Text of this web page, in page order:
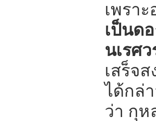
เพรา
เป็นด
นเรศว
เสร็จ
ได้กล่
ว่า กุห